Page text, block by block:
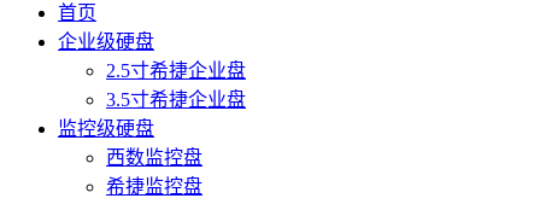
首页
企业级硬盘
2.5寸希捷企业盘
3.5寸希捷企业盘
监控级硬盘
西数监控盘
希捷监控盘